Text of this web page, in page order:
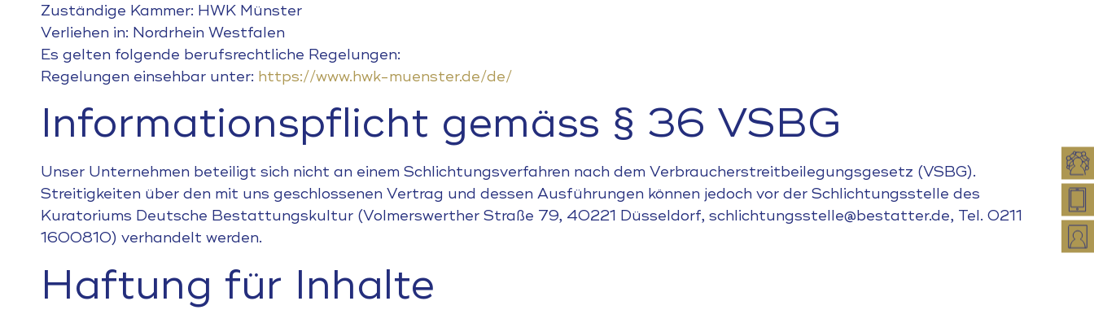
Zuständige Kammer: HWK Münster
Verliehen in: Nordrhein Westfalen
Es gelten folgende berufsrechtliche Regelungen:
Regelungen einsehbar unter: https://www.hwk-muenster.de/de/
Informationspflicht gemäss § 36 VSBG
Unser Unternehmen beteiligt sich nicht an einem Schlichtungsverfahren nach dem Verbraucherstreitbeilegungsgesetz (VSBG).
Streitigkeiten über den mit uns geschlossenen Vertrag und dessen Ausführungen können jedoch vor der Schlichtungsstelle des
Kuratoriums Deutsche Bestattungskultur (Volmerswerther Straße 79, 40221 Düsseldorf, schlichtungsstelle@bestatter.de, Tel. 0211
1600810) verhandelt werden.
Haftung für Inhalte